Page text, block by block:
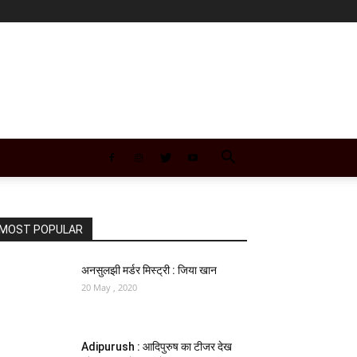
MOST POPULAR
अनसुलझी मर्डर मिस्ट्री : जिया खान
20 May , 2020
Adipurush : आदिपुरुष का टीजर देख